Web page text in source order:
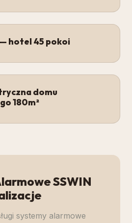
— hotel 45 pokoi
domu
180m²
SSWIN
systemy alarmowe